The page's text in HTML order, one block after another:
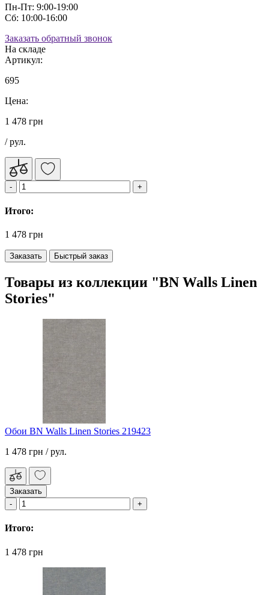
Пн-Пт: 9:00-19:00
Сб: 10:00-16:00
Заказать обратный звонок
На складе
Артикул:
695
Цена:
1 478 грн
/ рул.
Итого:
1 478 грн
Заказать Быстрый заказ
Товары из коллекции "BN Walls Linen
Stories"
Обои BN Walls Linen Stories 219423
1 478 грн / рул.
Заказать
Итого:
1 478 грн